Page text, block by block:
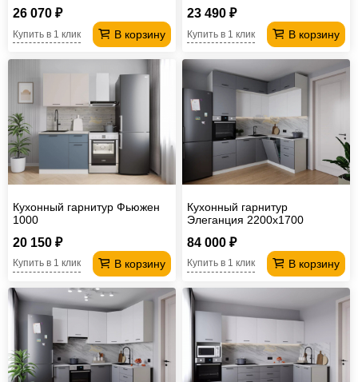
26 070 ₽
В корзину
Купить в 1 клик
23 490 ₽
В корзину
Купить в 1 клик
Кухонный гарнитур Фьюжен
1000
20 150 ₽
В корзину
Купить в 1 клик
Кухонный гарнитур
Элеганция 2200х1700
84 000 ₽
В корзину
Купить в 1 клик